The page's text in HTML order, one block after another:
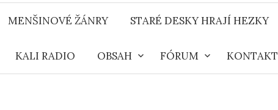
MENŠINOVÉ ŽÁNRY STARÉ DESKY HRAJÍ HEZKY
KALI RADIO OBSAH FÓRUM KONTAKT